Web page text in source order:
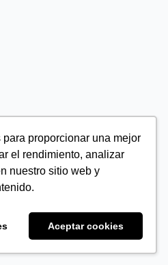
proporcionar una mejor
el rendimiento, analizar
nuestro sitio web y
Aceptar cookies